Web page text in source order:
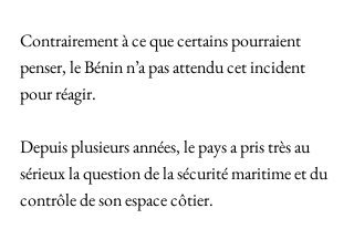
Contrairement à ce que certains pourraient
penser, le Bénin n’a pas attendu cet incident
pour réagir.
Depuis plusieurs années, le pays a pris très au
sérieux la question de la sécurité maritime et du
contrôle de son espace côtier.